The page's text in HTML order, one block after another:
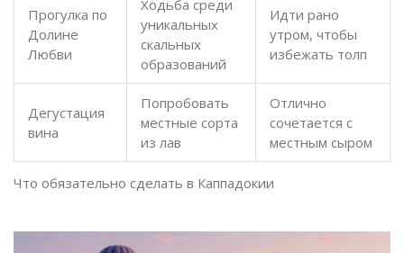
Что обязательно сделать в Каппадокии
Прогулка по
Долине
Любви
Ходьба среди
уникальных
скальных
образований
Идти рано
утром, чтобы
избежать толп
Дегустация
вина
Попробовать
местные сорта
из лав
Отлично
сочетается с
местным сыром